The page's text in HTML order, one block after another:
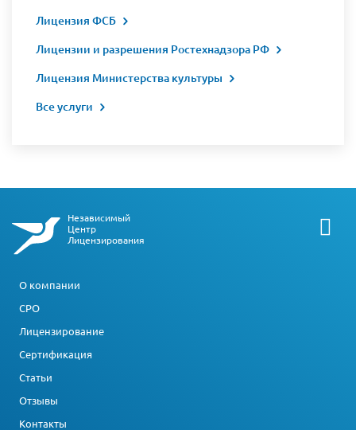
Лицензия ФСБ
Лицензии и разрешения Ростехнадзора РФ
Лицензия Министерства культуры
Все услуги
Независимый
Центр
Лицензирования
О компании
СРО
Лицензирование
Сертификация
Статьи
Отзывы
Контакты